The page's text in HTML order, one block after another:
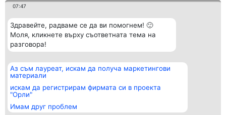
07:47
Здравейте, радваме се да ви помогнем! 🙂
Моля, кликнете върху съответната тема на
разговора!
Аз съм лауреат, искам да получа маркетингови
материали
искам да регистрирам фирмата си в проекта
"Орли"
Имам друг проблем
Организатор на
класиране
BulevardulAleea Timișul De
Sus Nr. 2, Bl. A30, Sc. A, Et.
4, Ap. 13
București 53-238
Класация
всички
Статут/Устав
Контакти